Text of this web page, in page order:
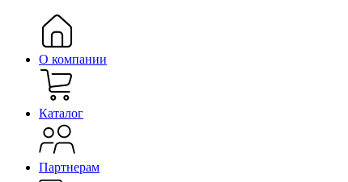
О компании
Каталог
Партнерам